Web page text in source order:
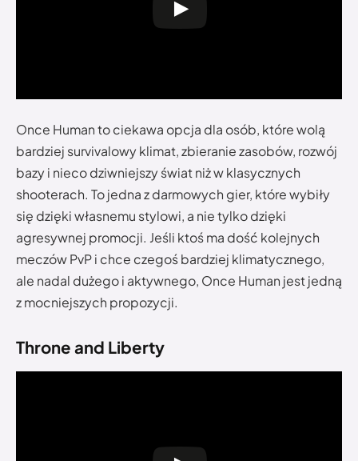
Once Human to ciekawa opcja dla osób, które wolą
bardziej survivalowy klimat, zbieranie zasobów, rozwój
bazy i nieco dziwniejszy świat niż w klasycznych
shooterach. To jedna z darmowych gier, które wybiły
się dzięki własnemu stylowi, a nie tylko dzięki
agresywnej promocji. Jeśli ktoś ma dość kolejnych
meczów PvP i chce czegoś bardziej klimatycznego,
ale nadal dużego i aktywnego, Once Human jest jedną
z mocniejszych propozycji.
Throne and Liberty